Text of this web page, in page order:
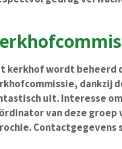
kerkhof wordt beheerd
dankzij
uit. Interesse
van deze groep
Contactgegevens